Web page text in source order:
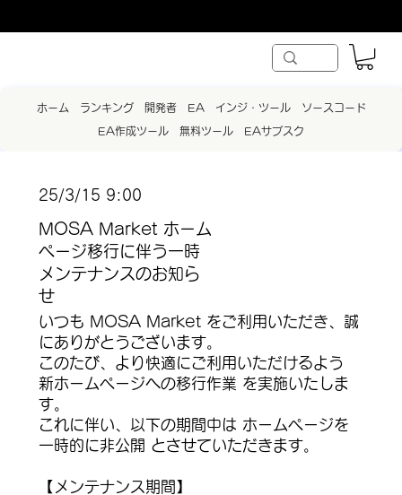
ホーム ランキング 開発者 EA インジ・ツール ソースコード
EA作成ツール 無料ツール EAサブスク
25/3/15 9:00
MOSA Market ホーム
ページ移行に伴う一時
メンテナンスのお知ら
せ
いつも MOSA Market をご利用いただき、誠
にありがとうございます。
このたび、より快適にご利用いただけるよう
新ホームページへの移行作業 を実施いたしま
す。
これに伴い、以下の期間中は ホームページを
一時的に非公開 とさせていただきます。
【メンテナンス期間】